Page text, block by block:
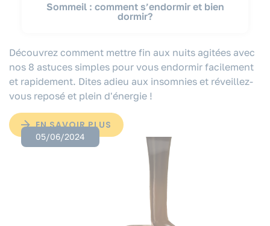
Sommeil : comment s’endormir et bien
dormir?
Découvrez comment mettre fin aux nuits agitées avec
nos 8 astuces simples pour vous endormir facilement
et rapidement. Dites adieu aux insomnies et réveillez-
vous reposé et plein d'énergie !
EN SAVOIR PLUS
05/06/2024